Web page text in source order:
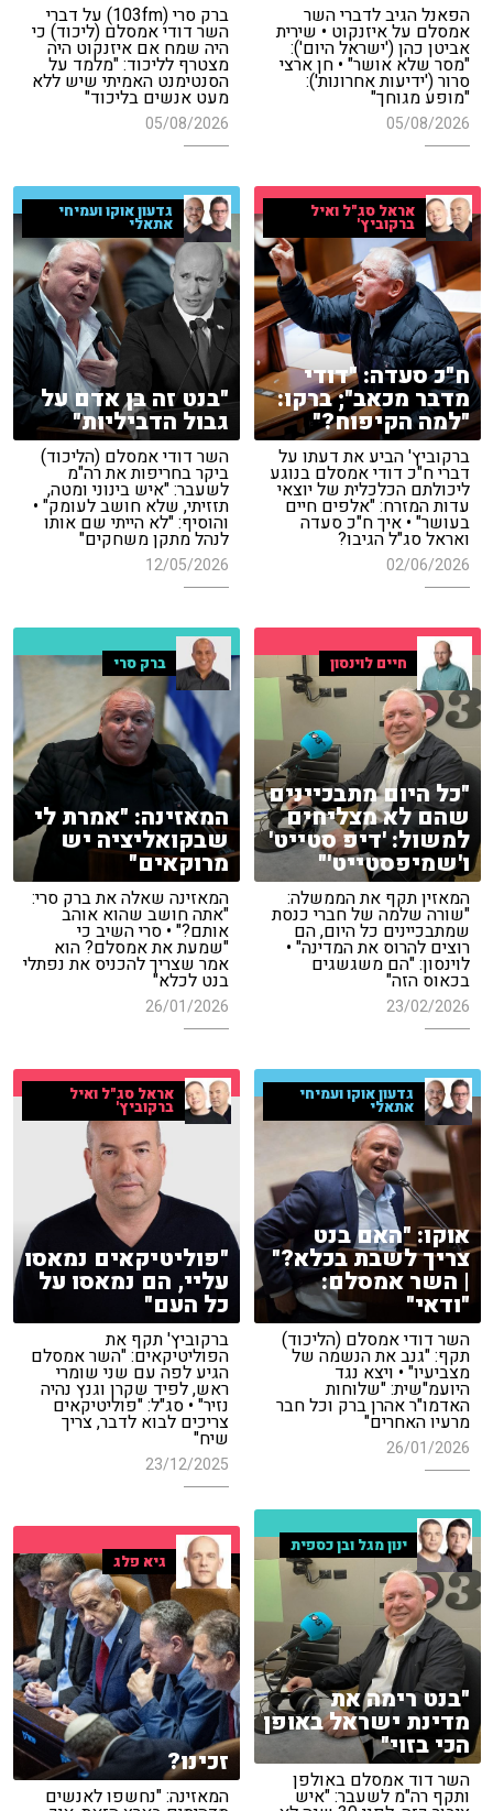
הפאנל הגיב לדברי השר
אמסלם על איזנקוט • שירית
אביטן כהן ('ישראל היום'):
"מסר שלא אושר" • חן ארצי
סרור ('ידיעות אחרונות'):
"מופע מגוחך"
05/08/2026
ברק סרי (103fm) על דברי
השר דודי אמסלם (ליכוד) כי
היה שמח אם איזנקוט היה
מצטרף לליכוד: "מלמד על
הסנטימנט האמיתי שיש ללא
מעט אנשים בליכוד"
05/08/2026
אראל סג"ל ואיל
ברקוביץ'
ח"כ סעדה: "דודי
מדבר מכאב"; ברקו:
"למה הקיפוח?"
ברקוביץ' הביע את דעתו על
דברי ח"כ דודי אמסלם בנוגע
ליכולתם הכלכלית של יוצאי
עדות המזרח: "אלפים חיים
בעושר" • איך ח"כ סעדה
ואראל סג"ל הגיבו?
02/06/2026
גדעון אוקו ועמיחי
אתאלי
"בנט זה בן אדם על
גבול הדביליות"
השר דודי אמסלם (הליכוד)
ביקר בחריפות את רה"מ
לשעבר: "איש בינוני ומטה,
תזזיתי, שלא חושב לעומק" •
והוסיף: "לא הייתי שם אותו
לנהל מתקן משחקים"
12/05/2026
חיים לוינסון
"כל היום מתבכיינים
שהם לא מצליחים
למשול: 'דיפ סטייט'
ו'שמיפסטייט'"
המאזין תקף את הממשלה:
"שורה שלמה של חברי כנסת
שמתבכיינים כל היום, הם
רוצים להרוס את המדינה" •
לוינסון: "הם משגשגים
בכאוס הזה"
23/02/2026
ברק סרי
המאזינה: "אמרת לי
שבקואליציה יש
מרוקאים"
המאזינה שאלה את ברק סרי:
"אתה חושב שהוא אוהב
אותם?" • סרי השיב כי
"שמעת את אמסלם? הוא
אמר שצריך להכניס את נפתלי
בנט לכלא"
26/01/2026
גדעון אוקו ועמיחי
אתאלי
אוקו: "האם בנט
צריך לשבת בכלא?"
| השר אמסלם:
"ודאי"
השר דודי אמסלם (הליכוד)
תקף: "גנב את הנשמה של
מצביעיו" • ויצא נגד
היועמ"שית: "שלוחות
האדמו"ר אהרן ברק וכל חבר
מרעיו האחרים"
26/01/2026
אראל סג"ל ואיל
ברקוביץ'
"פוליטיקאים נמאסו
עליי, הם נמאסו על
כל העם"
ברקוביץ' תקף את
הפוליטיקאים: "השר אמסלם
הגיע לפה עם שני שומרי
ראש, לפיד שקרן וגנץ נהיה
נזיר" • סג"ל: "פוליטיקאים
צריכים לבוא לדבר, צריך
שיח"
23/12/2025
ינון מגל ובן כספית
"בנט רימה את
מדינת ישראל באופן
הכי בזוי"
השר דוד אמסלם באולפן
ותקף רה"מ לשעבר: "איש
גיא פלג
זכינו?
המאזינה: "נחשפו לאנשים